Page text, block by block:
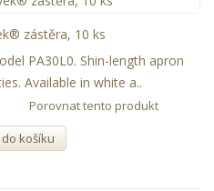
zástěra, 10 ks
PA30L0. Shin-length apron
Available in white a..
Porovnat tento produkt
košíku